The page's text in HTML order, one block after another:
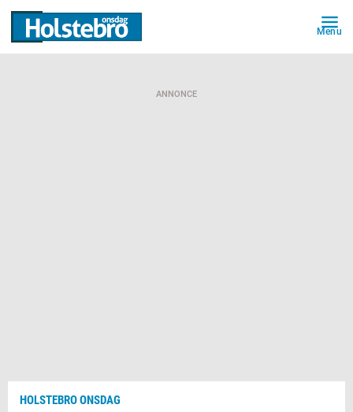
Menu
ANNONCE
HOLSTEBRO ONSDAG